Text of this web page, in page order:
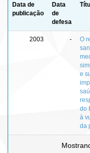
Data de
publicação
Data
de
defesa
2003 -
O
e
do
à
da